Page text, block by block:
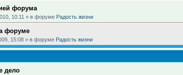
форума
10:11 » в форуме Радость жизни
форуме
15:08 » в форуме Радость жизни
дело